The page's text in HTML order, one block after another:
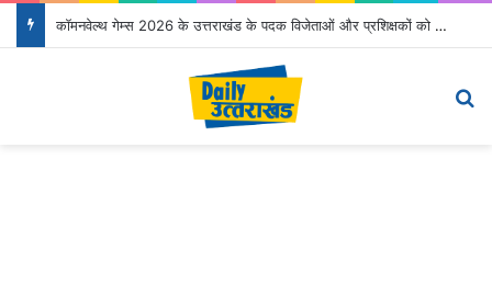
कॉमनवेल्थ गेम्स 2026 के उत्तराखंड के पदक विजेताओं और प्रशिक्षकों को मुख्यमंत्री धामी ने किया सम्मानित